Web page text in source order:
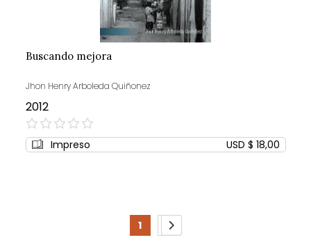
Buscando mejora
Jhon Henry Arboleda Quiñonez
2012
0%
Impreso USD $ 18,00
Page
You're
1
Page
2
Page
Siguiente